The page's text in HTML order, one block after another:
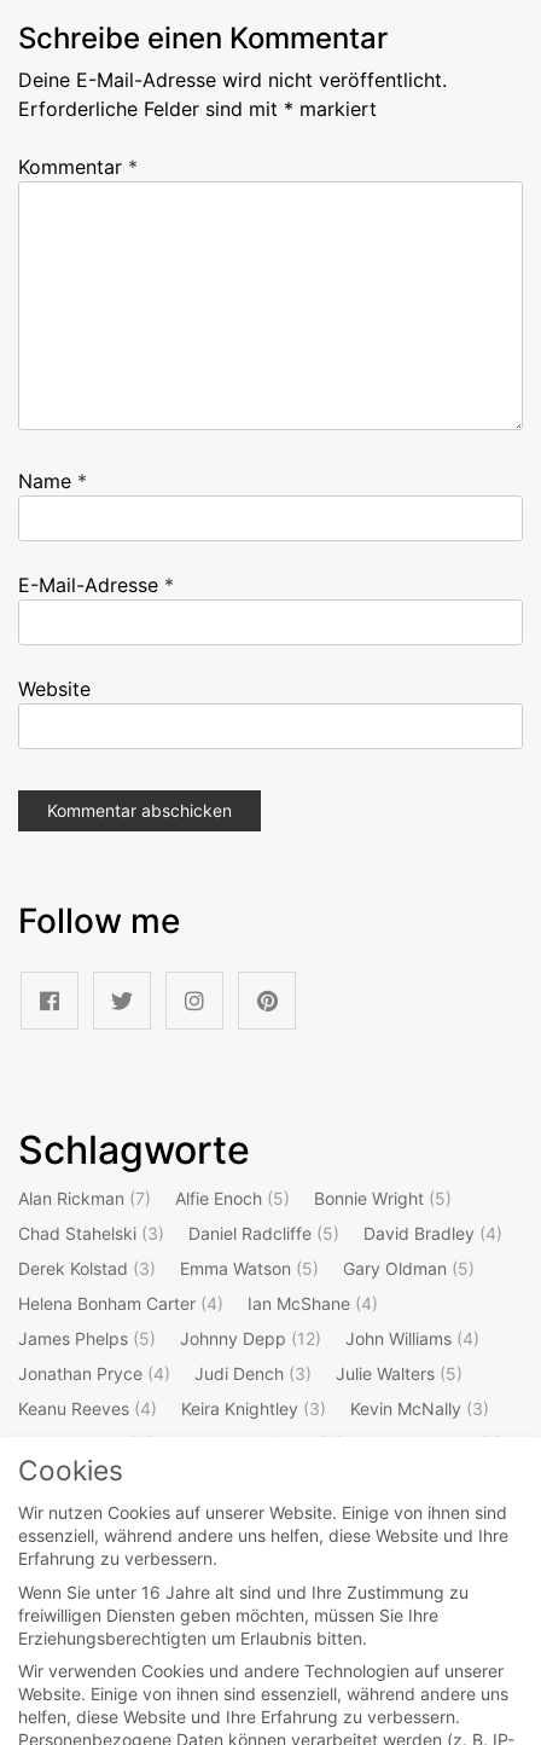
Schreibe einen Kommentar
Deine E-Mail-Adresse wird nicht veröffentlicht.
Erforderliche Felder sind mit * markiert
Kommentar *
Name *
E-Mail-Adresse *
Website
Follow me
Schlagworte
Alan Rickman (7) Alfie Enoch (5) Bonnie Wright (5)
Chad Stahelski (3) Daniel Radcliffe (5) David Bradley (4)
Derek Kolstad (3) Emma Watson (5) Gary Oldman (5)
Helena Bonham Carter (4) Ian McShane (4)
James Phelps (5) Johnny Depp (12) John Williams (4)
Jonathan Pryce (4) Judi Dench (3) Julie Walters (5)
Keanu Reeves (4) Keira Knightley (3) Kevin McNally (3)
(3) (4)
(7)
Mark Williams
Michael Gambon(4) Oliver Phelps(5) Orlando Bloom (4)
Ralph Fiennes(3) Richard Griffiths(3)
Robbie Coltrane(4) Robert Hardy (3) Rupert Grint
Stellan Skarsgard(3) Steve Kloves (4)
Takeshi Kaneshiro
(3)
Tim Burton(4) Timothy Spall(4) Tim Roth(3)
Tom Felton(5) Warwick Davis(4) Willem Dafoe(3)
Cookies
Wir nutzen Cookies auf unserer Website. Einige von ihnen sind
essenziell, während andere uns helfen, diese Website und Ihre
Erfahrung zu verbessern.
Wenn Sie unter 16 Jahre alt sind und Ihre Zustimmung zu
freiwilligen Diensten geben möchten, müssen Sie Ihre
Erziehungsberechtigten um Erlaubnis bitten.
Wir verwenden Cookies und andere Technologien auf unserer
Website. Einige von ihnen sind essenziell, während andere uns
helfen, diese Website und Ihre Erfahrung zu verbessern.
Personenbezogene Daten können verarbeitet werden (z. B. IP-